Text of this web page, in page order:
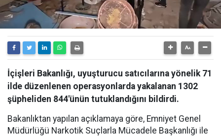
İçişleri Bakanlığı, uyuşturucu satıcılarına yönelik 71
ilde düzenlenen operasyonlarda yakalanan 1302
şüpheliden 844'ünün tutuklandığını bildirdi.
Bakanlıktan yapılan açıklamaya göre, Emniyet Genel
Müdürlüğü Narkotik Suçlarla Mücadele Başkanlığı ile